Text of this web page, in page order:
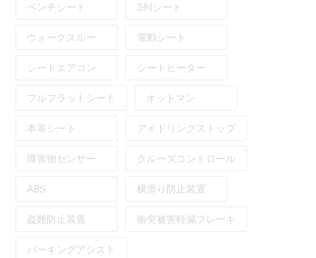
ベンチシート 3列シート
ウォークスルー 電動シート
シートエアコン シートヒーター
フルフラットシート オットマン
本革シート アイドリングストップ
障害物センサー クルーズコントロール
ABS 横滑り防止装置
盗難防止装置 衝突被害軽減ブレーキ
パーキングアシスト